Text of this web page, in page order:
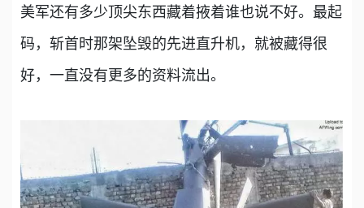
美军还有多少顶尖东西藏着掖着谁也说不好。最起
码，斩首时那架坠毁的先进直升机，就被藏得很
好，一直没有更多的资料流出。